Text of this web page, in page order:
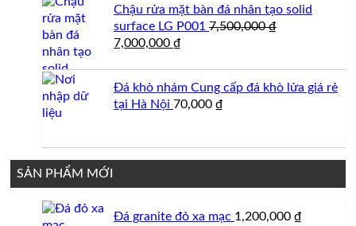
2,850,000 ₫.
Chậu rửa mặt bàn đá nhân tạo solid
surface LG P001 7,500,000₫
Giá
7,500,000 ₫.
7,000,000 ₫
là:
7,000,000 ₫.
Đá khò nhám Cung cấp đá khò lửa giá rẻ
tại Hà Nội 70,000 ₫
SẢN PHẨM MỚI
Đá granite đỏ xa mạc 1,200,000 ₫